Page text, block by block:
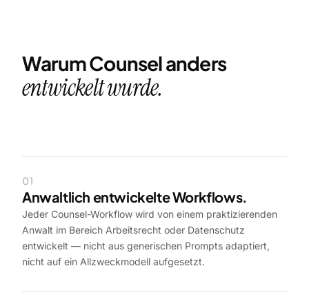
Warum Counsel anders
entwickelt wurde.
01
Anwaltlich entwickelte Workflows.
Jeder Counsel-Workflow wird von einem praktizierenden
Anwalt im Bereich Arbeitsrecht oder Datenschutz
entwickelt — nicht aus generischen Prompts adaptiert,
nicht auf ein Allzweckmodell aufgesetzt.